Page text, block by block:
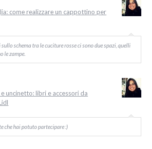
come realizzare un cappottino per
schema tra le cuciture rosse ci sono due spazi, quelli
le zampe.
uncinetto: libri e accessori da
che hai potuto partecipare :)